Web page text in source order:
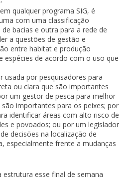
qualquer programa SIG, é
com uma classificação
bacias e outra para a rede de
a questões de gestão e
entre habitat e produção
espécies de acordo com o uso que
usada por pesquisadores para
ou clara que são importantes
um gestor de pesca para melhor
importantes para os peixes; por
identificar áreas com alto risco de
e povoados; ou por um legislador
decisões na localização de
especialmente frente a mudanças
esse final de semana